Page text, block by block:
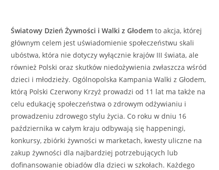
Światowy Dzień Żywności i Walki z Głodem to akcja, której
głównym celem jest uświadomienie społeczeństwu skali
ubóstwa, która nie dotyczy wyłącznie krajów III świata, ale
również Polski oraz skutków niedożywienia zwłaszcza wśród
dzieci i młodzieży. Ogólnopolska Kampania Walki z Głodem,
którą Polski Czerwony Krzyż prowadzi od 11 lat ma także na
celu edukację społeczeństwa o zdrowym odżywianiu i
prowadzeniu zdrowego stylu życia. Co roku w dniu 16
października w całym kraju odbywają się happeningi,
konkursy, zbiórki żywności w marketach, kwesty uliczne na
zakup żywności dla najbardziej potrzebujących lub
dofinansowanie obiadów dla dzieci w szkołach. Każdego